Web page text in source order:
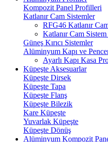
Kompozit Panel Profilleri
Katlanır Cam Sistemler
RFG46 Katlanır
Katlanır Cam Sistem
Güneş Kırıcı Sistemler
Alüminyum Kapı ve
Ayarlı Kapı Kasa
Küpeşte Aksesuarlar
Küpeşte Dirsek
Küpeşte Tapa
Küpeşte Flanş
Küpeşte Bilezik
Kare Küpeşte
Yuvarlak Küpeşte
Küpeşte Dönüş
Alüminyum Kompozit